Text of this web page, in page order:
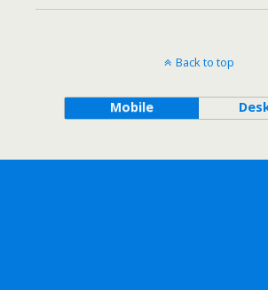
Back to top
Mobile